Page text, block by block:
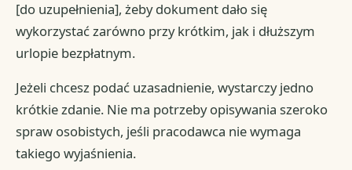
[do uzupełnienia], żeby dokument dało się
wykorzystać zarówno przy krótkim, jak i dłuższym
urlopie bezpłatnym.
Jeżeli chcesz podać uzasadnienie, wystarczy jedno
krótkie zdanie. Nie ma potrzeby opisywania szeroko
spraw osobistych, jeśli pracodawca nie wymaga
takiego wyjaśnienia.